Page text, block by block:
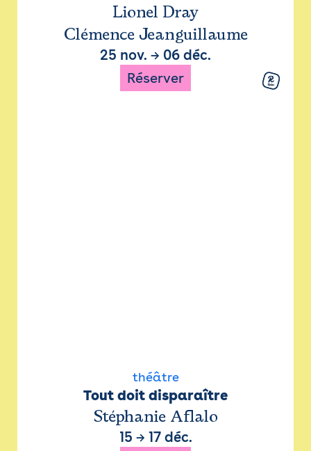
Lionel Dray
Clémence Jeanguillaume
25 nov. → 06 déc.
Réserver
théâtre
Tout doit disparaître
Stéphanie Aflalo
15 → 17 déc.